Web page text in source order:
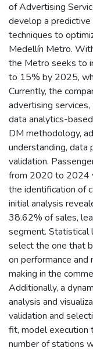
of Advertising
develop a predictive
techniques to
Medellín Metro.
the Metro seeks to
to 15% by 2025,
Currently, the
advertising
data analytics-
DM methodology,
understanding, data
validation.
from 2020 to 2024
the identification of
initial analysis
38.62% of sales,
segment. Statistical
select the one that
on performance
making in the
Additionally, a
analysis and
validation and
fit, model execution
number of stations